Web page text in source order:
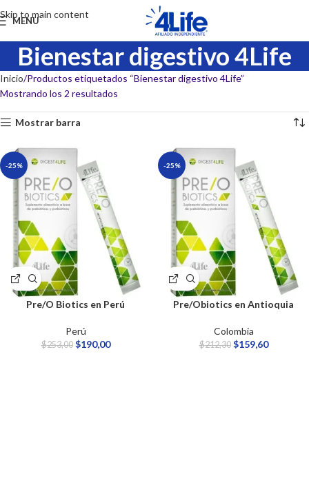
Skip to main content
MENU
Bienestar digestivo 4Life
Inicio Productos etiquetados “Bienestar digestivo 4Life”
Mostrando los 2 resultados
Mostrar barra
-25%
Pre/O Biotics en Perú
Perú
$253,00 $190,00
-25%
Pre/Obiotics en Antioquia
Colombia
$212,30 $159,60